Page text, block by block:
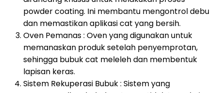
powder coating. Ini membantu mengontrol debu
dan memastikan aplikasi cat yang bersih.
Oven Pemanas : Oven yang digunakan untuk
memanaskan produk setelah penyemprotan,
sehingga bubuk cat meleleh dan membentuk
lapisan keras.
Sistem Rekuperasi Bubuk : Sistem yang